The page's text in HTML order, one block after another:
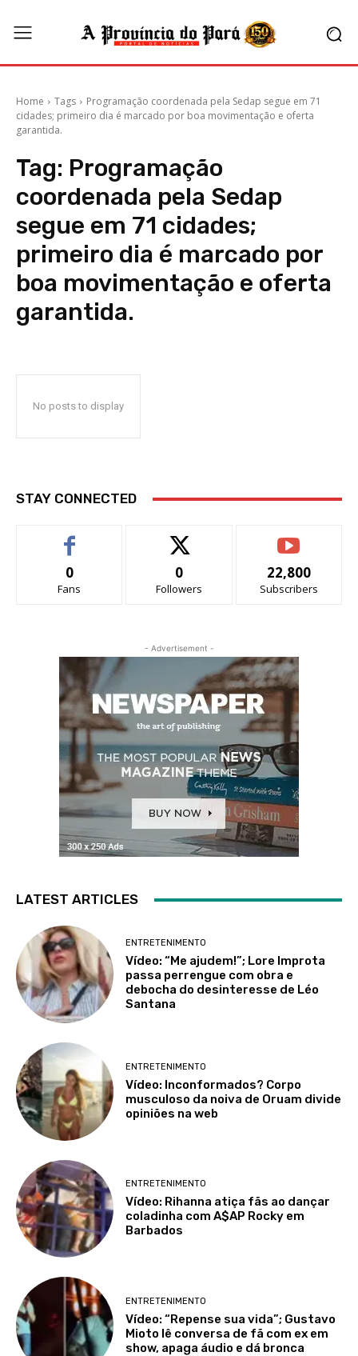
Home Tags
Programação coordenada pela Sedap segue em 71
cidades; primeiro dia é marcado por boa movimentação e oferta
garantida.
Tag: Programação
coordenada pela Sedap
segue em 71 cidades;
primeiro dia é marcado por
boa movimentação e oferta
garantida.
No posts to display
STAY CONNECTED
0
Fans
0
Followers
22,800
Subscribers
- Advertisement -
LATEST ARTICLES
ENTRETENIMENTO
Vídeo: “Me ajudem!”; Lore Improta
passa perrengue com obra e
debocha do desinteresse de Léo
Santana
ENTRETENIMENTO
Vídeo: Inconformados? Corpo
musculoso da noiva de Oruam divide
opiniões na web
ENTRETENIMENTO
Vídeo: Rihanna atiça fãs ao dançar
coladinha com A$AP Rocky em
Barbados
ENTRETENIMENTO
Vídeo: “Repense sua vida”; Gustavo
Mioto lê conversa de fã com ex em
show, apaga áudio e dá bronca